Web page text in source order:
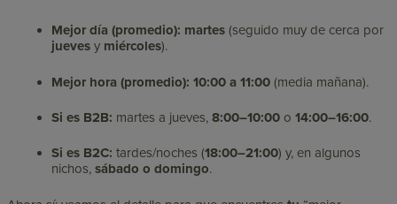
Mejor día (promedio): martes (seguido muy de cerca por
jueves y miércoles).
Mejor hora (promedio): 10:00 a 11:00 (media mañana).
Si es B2B: martes a jueves,8:00–10:00 o14:00–16:00.
Si es B2C: tardes/noches (18:00–21:00) y, en algunos
nichos,sábado o domingo.